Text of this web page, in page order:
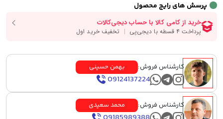
پرسش های رایج محصول
کارشناس فروش: بهمن حسینی
09124137224
کارشناس فروش: محمد سعیدی